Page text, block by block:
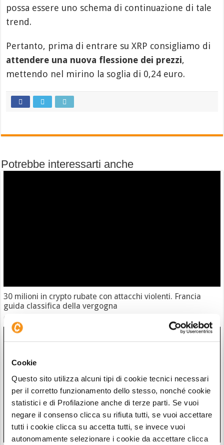
Cookie
Questo sito utilizza alcuni tipi di cookie tecnici necessari
per il corretto funzionamento dello stesso, nonché cookie
statistici e di Profilazione anche di terze parti. Se vuoi
negare il consenso clicca su rifiuta tutti, se vuoi accettare
tutti i cookie clicca su accetta tutti, se invece vuoi
autonomamente selezionare i cookie da accettare clicca
possa essere uno schema di continuazione di tale
trend.
Pertanto, prima di entrare su XRP consigliamo di
attendere una nuova flessione dei prezzi,
mettendo nel mirino la soglia di 0,24 euro.
Potrebbe interessarti anche
30 milioni in crypto rubate con attacchi violenti. Francia
guida classifica della vergogna
06/08/26 18:17